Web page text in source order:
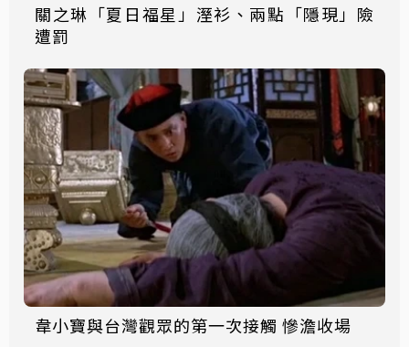
關之琳「夏日福星」溼衫、兩點「隱現」險
遭罰
韋小寶與台灣觀眾的第一次接觸 慘澹收場